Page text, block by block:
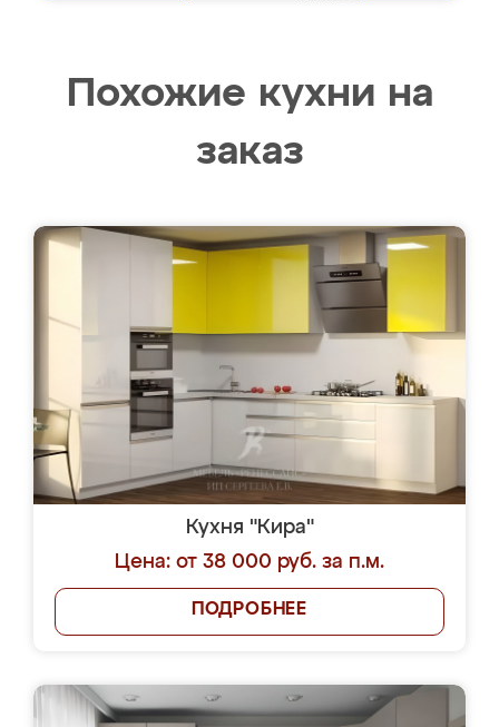
Похожие кухни на
заказ
Кухня "Кира"
Цена: от 38 000 руб. за п.м.
ПОДРОБНЕЕ